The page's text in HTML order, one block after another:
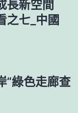
長新空間
七_中國
“綠色走廊查